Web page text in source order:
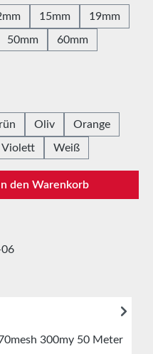
15mm 19mm
50mm
60mm
Oliv Orange
Violett Weiß
gewünschten
In den Warenkorb
300my 50 Meter